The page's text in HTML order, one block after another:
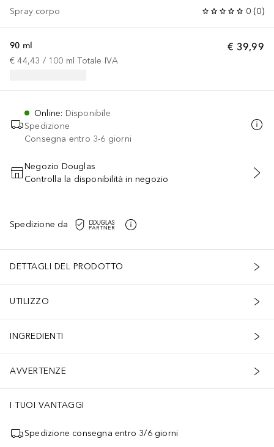
Spray corpo 0 (0)
€ 39,99
90 ml
€ 44,43 / 100 ml Totale IVA
Online: Disponibile
Spedizione
Consegna entro 3-6 giorni
AGGIUNGI AL CARRELLO
Negozio Douglas
Controlla la disponibilità in negozio
Spedizione da
DETTAGLI DEL PRODOTTO
UTILIZZO
INGREDIENTI
AVVERTENZE
I TUOI VANTAGGI
Spedizione consegna entro 3/6 giorni